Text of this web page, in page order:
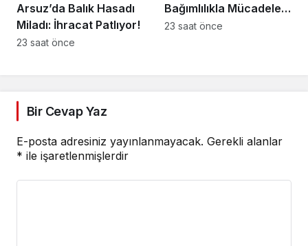
Arsuz’da Balık Hasadı
Miladı: İhracat Patlıyor!
23 saat önce
Bağımlılıkla Mücadele
Programı
23 saat önce
Bir Cevap Yaz
E-posta adresiniz yayınlanmayacak. Gerekli alanlar
* ile işaretlenmişlerdir